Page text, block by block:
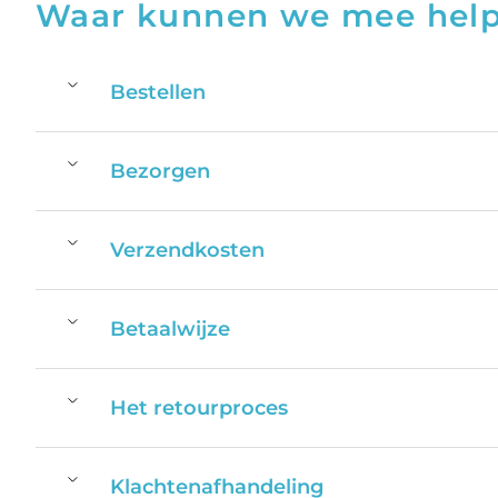
Waar kunnen we mee
Bestellen
Bezorgen
Verzendkosten
Betaalwijze
Het retourproces
Klachtenafhandeling